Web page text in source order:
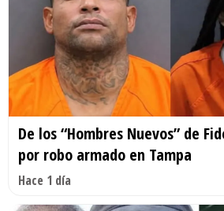
De los “Hombres Nuevos” de
por robo armado en Tampa
Hace 1 día